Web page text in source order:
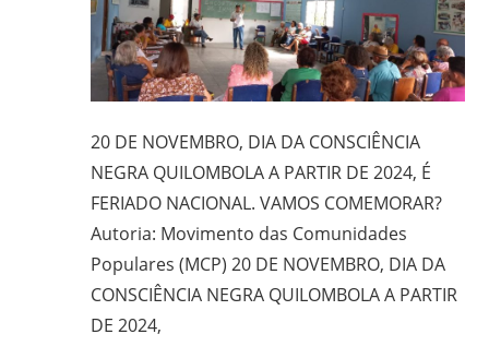
20 DE NOVEMBRO, DIA DA CONSCIÊNCIA
NEGRA QUILOMBOLA A PARTIR DE 2024, É
FERIADO NACIONAL. VAMOS COMEMORAR?
Autoria: Movimento das Comunidades
Populares (MCP) 20 DE NOVEMBRO, DIA DA
CONSCIÊNCIA NEGRA QUILOMBOLA A PARTIR
DE 2024,